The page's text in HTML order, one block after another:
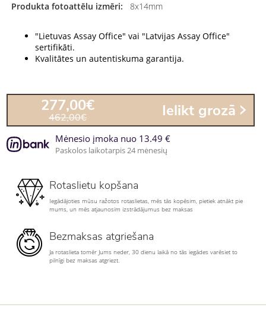
Produkta fotoattēlu izmēri:
8x14mm
"Lietuvas Assay Office" vai "Latvijas Assay Office"
sertifikāti.
Kvalitātes un autentiskuma garantija.
277,00€
462,00€ Ielikt grozā
Mėnesio įmoka nuo 13.49 €
Paskolos laikotarpis 24 mėnesių
Rotaslietu kopšana
Iegādājoties mūsu ražotos rotaslietas, mēs tās kopēsim, pietiek atnākt pie
mums, un mēs atjaunosim izstrādājumus bez maksas
Bezmaksas atgriešana
Ja rotaslieta tomēr Jums neder, 30 dienu laikā no tās iegādes varēsiet to
pilnīgi bez maksas atgriezt.